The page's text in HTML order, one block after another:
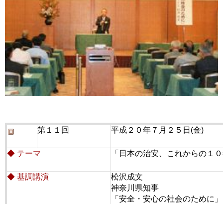
第１１回 平成２０年７月２５日(金)
◆ テーマ 「日本の治安、これからの１
◆ 基調講演
松沢成文
神奈川県知事
「安全・安心の社会のために」